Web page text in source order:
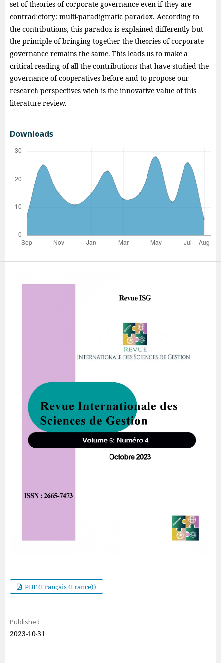
set of theories of corporate governance even if they are
contradictory: multi-paradigmatic paradox. According to
the contributions, this paradox is explained differently but
the principle of bringing together the theories of corporate
governance remains the same. This leads us to make a
critical reading of all the contributions that have studied the
governance of cooperatives before and to propose our
research perspectives wich is the innovative value of this
literature review.
Downloads
PDF (Français (France))
Published
2023-10-31